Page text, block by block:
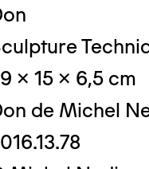
x 15 x 6,5 cm
de Michel